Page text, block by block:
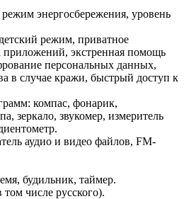
энергосбережения, уровень
режим, приватное
приложений, экстренная помощь
персональных данных,
в случае кражи, быстрый доступ к
компас, фонарик,
зеркало, звукомер, измеритель
аудио и видео файлов, FM-
будильник, таймер.
числе русского).